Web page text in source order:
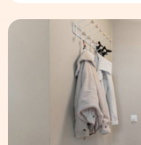
Apportez une touche